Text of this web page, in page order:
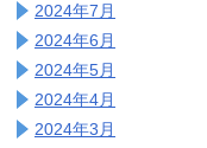
2024年7月
2024年6月
2024年5月
2024年4月
2024年3月